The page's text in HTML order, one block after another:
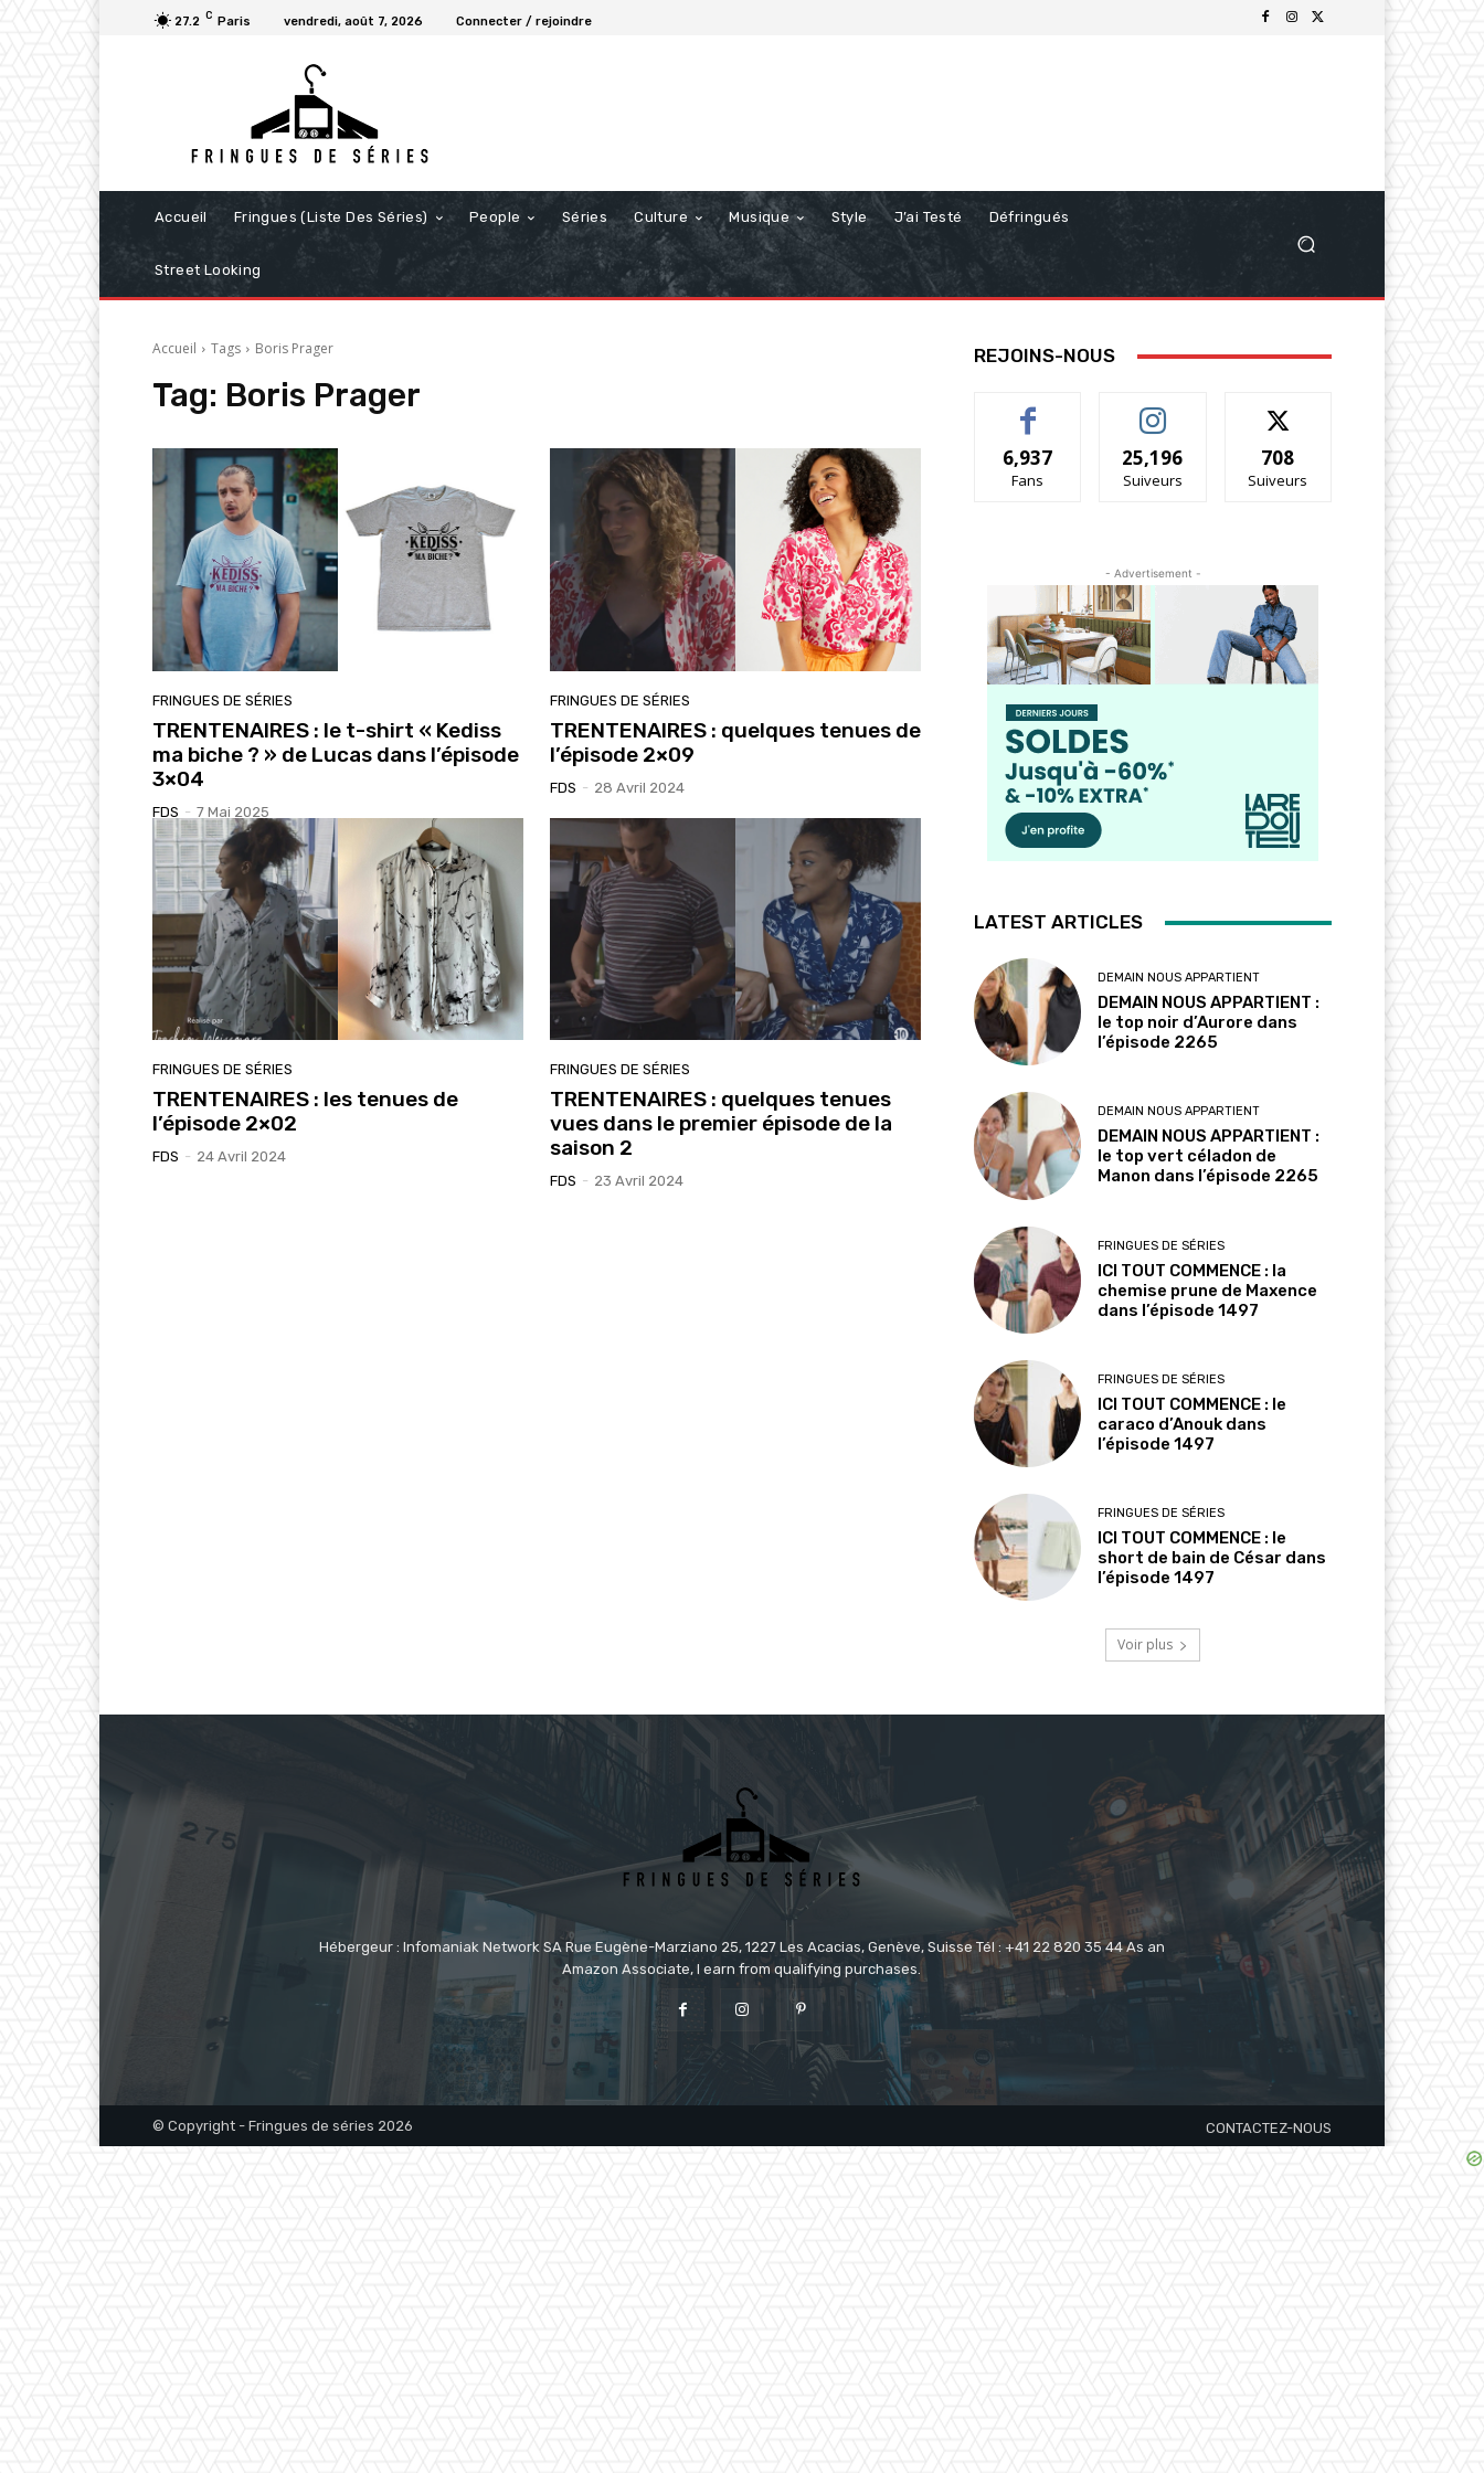
27.2 C Paris vendredi, août 7, 2026 Connecter / rejoindre
Accueil Fringues (Liste Des Séries) People Séries Culture Musique Style J’ai Testé Défringués
Street Looking
Accueil Tags Boris Prager
Tag: Boris Prager
FRINGUES DE SÉRIES
TRENTENAIRES : le t-shirt « Kediss
ma biche ? » de Lucas dans l’épisode
3×04
FDS - 7 Mai 2025
FRINGUES DE SÉRIES
TRENTENAIRES : quelques tenues de
l’épisode 2×09
FDS - 28 Avril 2024
FRINGUES DE SÉRIES
TRENTENAIRES : les tenues de
l’épisode 2×02
FDS - 24 Avril 2024
FRINGUES DE SÉRIES
TRENTENAIRES : quelques tenues
vues dans le premier épisode de la
saison 2
FDS - 23 Avril 2024
REJOINS-NOUS
6,937
Fans
25,196
Suiveurs
708
Suiveurs
- Advertisement -
LATEST ARTICLES
DEMAIN NOUS APPARTIENT
DEMAIN NOUS APPARTIENT :
le top noir d’Aurore dans
l’épisode 2265
DEMAIN NOUS APPARTIENT
DEMAIN NOUS APPARTIENT :
le top vert céladon de
Manon dans l’épisode 2265
FRINGUES DE SÉRIES
ICI TOUT COMMENCE : la
chemise prune de Maxence
dans l’épisode 1497
FRINGUES DE SÉRIES
ICI TOUT COMMENCE : le
caraco d’Anouk dans
l’épisode 1497
FRINGUES DE SÉRIES
ICI TOUT COMMENCE : le
short de bain de César dans
l’épisode 1497
Voir plus
Hébergeur : Infomaniak Network SA Rue Eugène-Marziano 25, 1227 Les Acacias, Genève, Suisse Tél : +41 22 820 35 44 As an
Amazon Associate, I earn from qualifying purchases.
© Copyright - Fringues de séries 2026 CONTACTEZ-NOUS